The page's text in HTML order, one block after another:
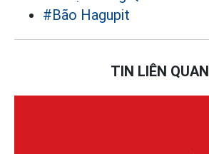
#Bão Hagupit
TIN LIÊN QUAN